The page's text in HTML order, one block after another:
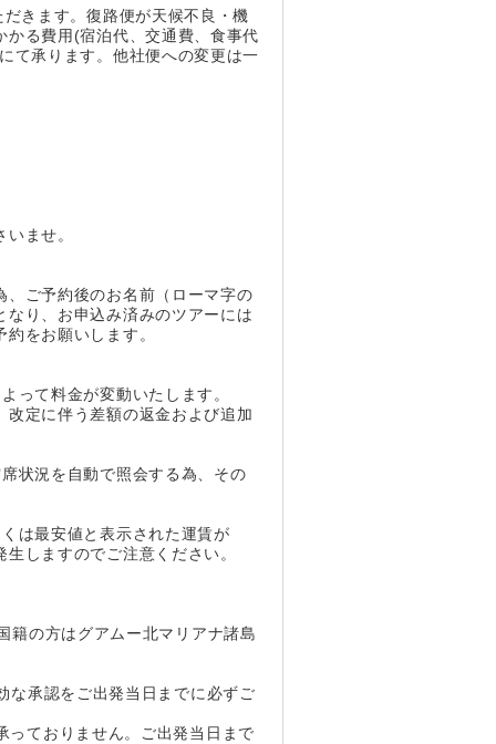
きます。復路便が天候不良・機
る費用(宿泊代、交通費、食事代
て承ります。他社便への変更は一
ませ。
ご予約後のお名前（ローマ字の
り、お申込み済みのツアーには
をお願いします。
って料金が変動いたします。
定に伴う差額の返金および追加
状況を自動で照会する為、その
は最安値と表示された運賃が
しますのでご注意ください。
籍の方はグアムー北マリアナ諸島
な承認をご出発当日までに必ずご
っておりません。ご出発当日まで